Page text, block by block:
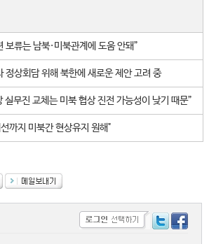
보류는 남북·미북관계에 도움 안돼”
정상회담 위해 북한에 새로운 제안 고려 중
무진 교체는 미북 협상 진전 가능성이 낮기 때문”
까지 미북간 현상유지 원해"